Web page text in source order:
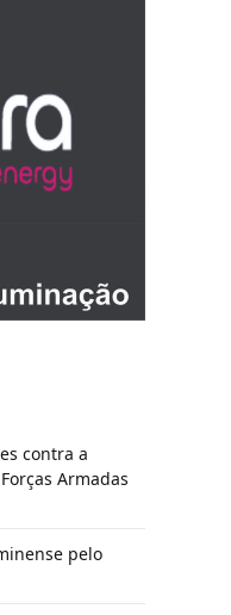
contra a
Armadas
pelo